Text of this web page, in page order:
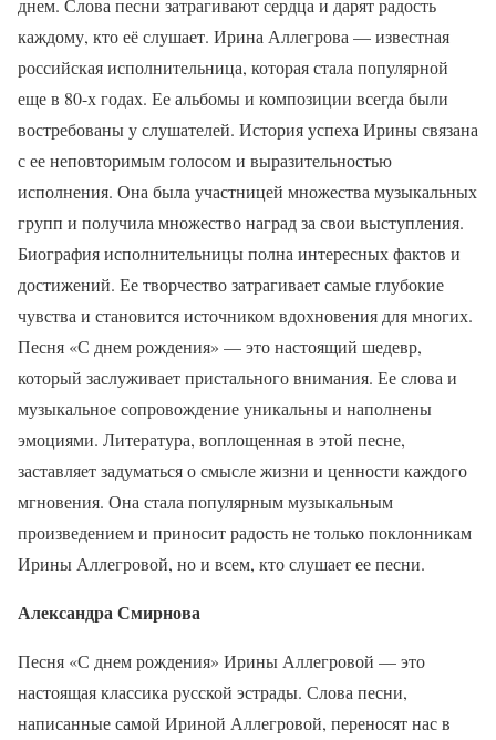
каждому, кто её слушает. Ирина Аллегрова — известная
российская исполнительница, которая стала популярной
еще в 80-х годах. Ее альбомы и композиции всегда были
востребованы у слушателей. История успеха Ирины связана
с ее неповторимым голосом и выразительностью
исполнения. Она была участницей множества музыкальных
групп и получила множество наград за свои выступления.
Биография исполнительницы полна интересных фактов и
достижений. Ее творчество затрагивает самые глубокие
чувства и становится источником вдохновения для многих.
Песня «С днем рождения» — это настоящий шедевр,
который заслуживает пристального внимания. Ее слова и
музыкальное сопровождение уникальны и наполнены
эмоциями. Литература, воплощенная в этой песне,
заставляет задуматься о смысле жизни и ценности каждого
мгновения. Она стала популярным музыкальным
произведением и приносит радость не только поклонникам
Ирины Аллегровой, но и всем, кто слушает ее песни.
Александра Смирнова
Песня «С днем рождения» Ирины Аллегровой — это
настоящая классика русской эстрады. Слова песни,
написанные самой Ириной Аллегровой, переносят нас в